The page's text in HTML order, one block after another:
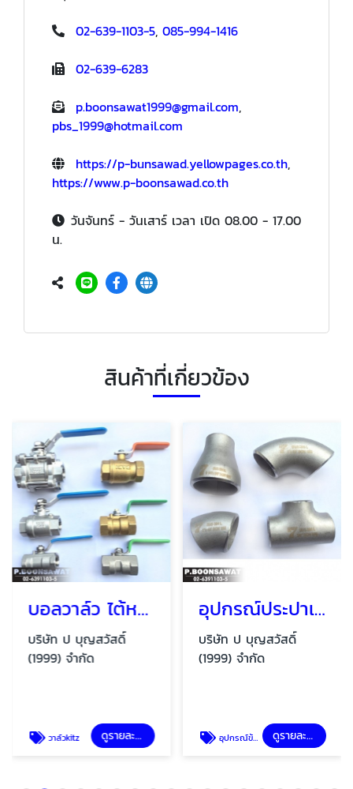
02-639-1103-5, 085-994-1416
02-639-6283
p.boonsawat1999@gmail.com,
pbs_1999@hotmail.com
https://p-bunsawad.yellowpages.co.th,
https://www.p-boonsawad.co.th
วันจันทร์ - วันเสาร์ เวลา เปิด 08.00 - 17.00
น.
สินค้าที่เกี่ยวข้อง
บอลวาล์ว ไต้หวัน ญี่ปุ่น
บริษัท ป บุญสวัสดิ์
(1999) จำกัด
วาล์วkitz ดูรายละเอียด
อุปกรณ์ประปาเชื่อม Welding fittings,stainless steel pipe
บริษัท ป บุญสวัสดิ์
(1999) จำกัด
อุปกรณ์ข้อต่อ ฟิตติ้ง สเตนเลส ดูรายละเอียด